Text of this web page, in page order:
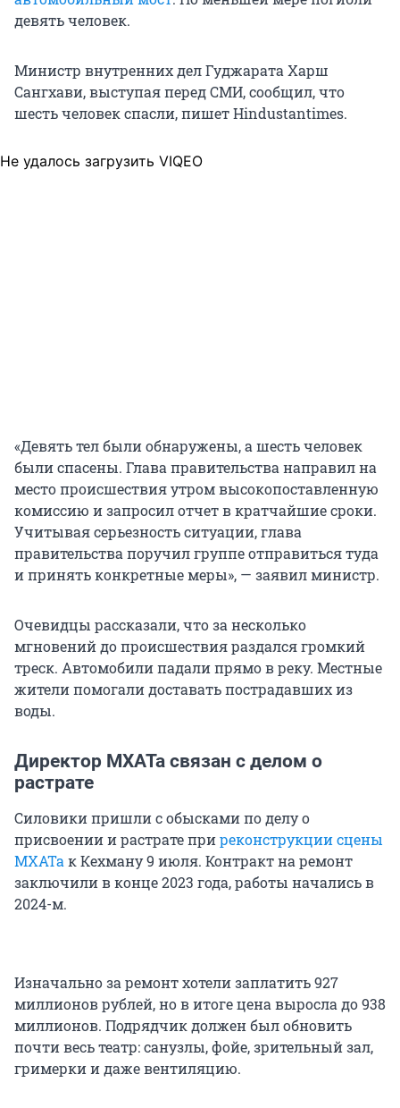
девять человек.
Министр внутренних дел Гуджарата Харш
Сангхави, выступая перед СМИ, сообщил, что
шесть человек спасли, пишет Hindustantimes.
Не удалось загрузить VIQEO
«Девять тел были обнаружены, а шесть человек
были спасены. Глава правительства направил на
место происшествия утром высокопоставленную
комиссию и запросил отчет в кратчайшие сроки.
Учитывая серьезность ситуации, глава
правительства поручил группе отправиться туда
и принять конкретные меры», — заявил министр.
Очевидцы рассказали, что за несколько
мгновений до происшествия раздался громкий
треск. Автомобили падали прямо в реку. Местные
жители помогали доставать пострадавших из
воды.
Директор МХАТа связан с делом о
растрате
Силовики пришли с обысками по делу о
присвоении и растрате приреконструкции сцены
МХАТак Кехману 9 июля. Контракт на ремонт
заключили в конце 2023 года, работы начались в
2024-м.
Изначально за ремонт хотели заплатить 927
миллионов рублей, но в итоге цена выросла до 938
миллионов. Подрядчик должен был обновить
почти весь театр: санузлы, фойе, зрительный зал,
гримерки и даже вентиляцию.